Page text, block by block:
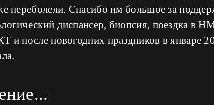
переболели. Спасибо им большое за
диспансер, биопсия, поездка в
после новогодних праздников в январе